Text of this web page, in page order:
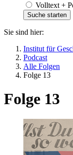
Volltext +
Sie sind hier:
Institut für
Podcast
Alle Folgen
Folge 13
Folge 13